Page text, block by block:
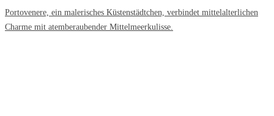
Portovenere, ein malerisches Küstenstädtchen, verbindet mittelalterlichen
Charme mit atemberaubender Mittelmeerkulisse.